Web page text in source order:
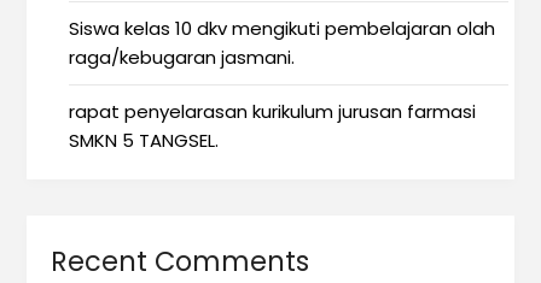
Siswa kelas 10 dkv mengikuti pembelajaran olah
raga/kebugaran jasmani.
rapat penyelarasan kurikulum jurusan farmasi
SMKN 5 TANGSEL.
Recent Comments